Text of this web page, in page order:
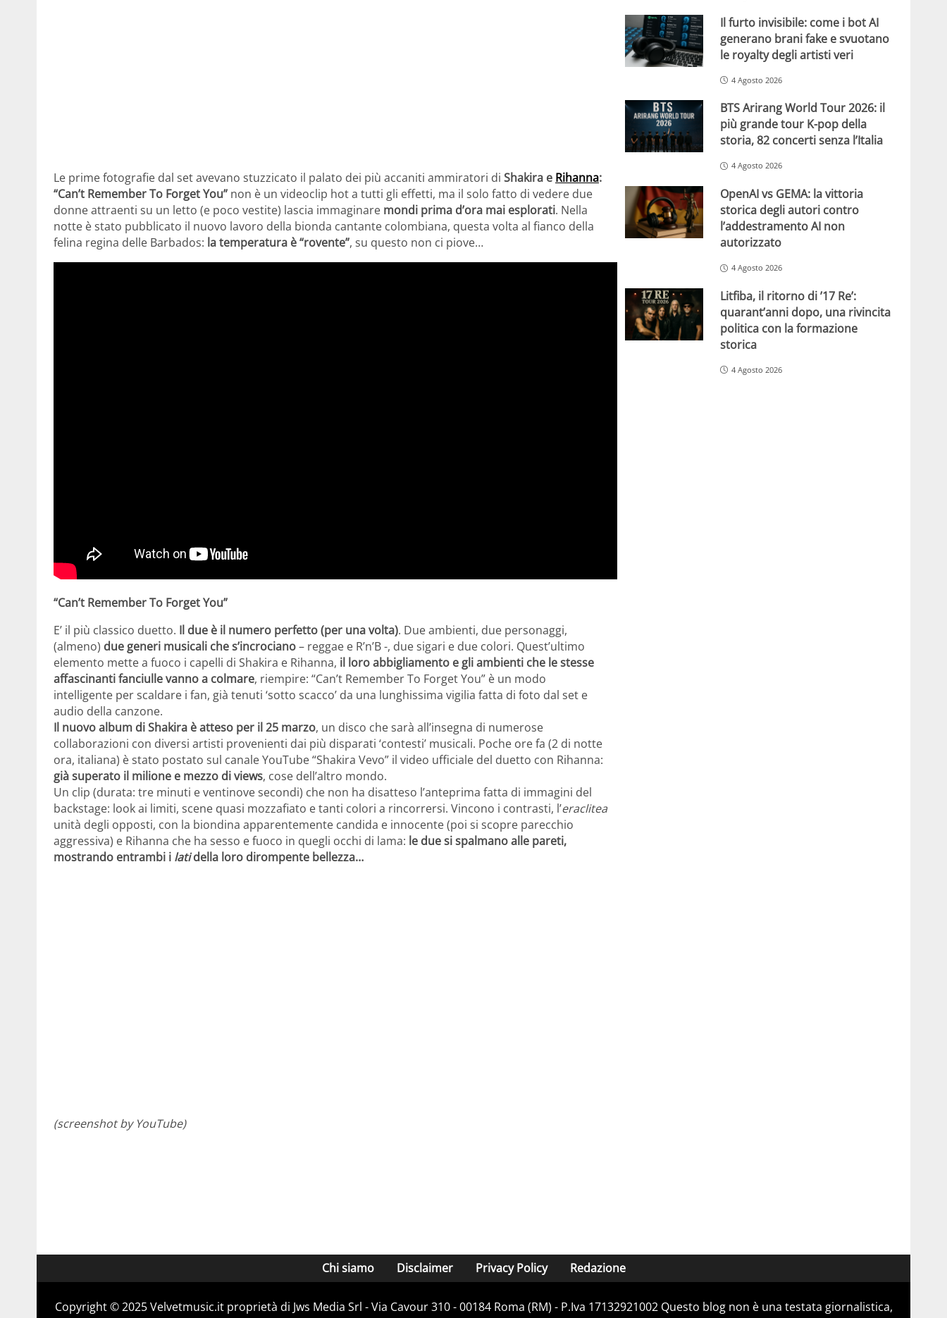
Le prime fotografie dal set avevano stuzzicato il palato dei più accaniti ammiratori di Shakira e Rihanna:
“Can’t Remember To Forget You” non è un videoclip hot a tutti gli effetti, ma il solo fatto di vedere due
donne attraenti su un letto (e poco vestite) lascia immaginare mondi prima d’ora mai esplorati. Nella
notte è stato pubblicato il nuovo lavoro della bionda cantante colombiana, questa volta al fianco della
felina regina delle Barbados: la temperatura è “rovente”, su questo non ci piove…
“Can’t Remember To Forget You”
E’ il più classico duetto. Il due è il numero perfetto (per una volta). Due ambienti, due personaggi,
(almeno) due generi musicali che s’incrociano– reggae e R’n’B -, due sigari e due colori. Quest’ultimo
elemento mette a fuoco i capelli di Shakira e Rihanna, il loro abbigliamento e gli ambienti che le stesse
affascinanti fanciulle vanno a colmare, riempire: “Can’t Remember To Forget You” è un modo
intelligente per scaldare i fan, già tenuti ‘sotto scacco’ da una lunghissima vigilia fatta di foto dal set e
audio della canzone.
Il nuovo album di Shakira è atteso per il 25 marzo, un disco che sarà all’insegna di numerose
collaborazioni con diversi artisti provenienti dai più disparati ‘contesti’ musicali. Poche ore fa (2 di notte
ora, italiana) è stato postato sul canale YouTube “Shakira Vevo” il video ufficiale del duetto con Rihanna:
già superato il milione e mezzo di views, cose dell’altro mondo.
Un clip (durata: tre minuti e ventinove secondi) che non ha disatteso l’anteprima fatta di immagini del
backstage: look ai limiti, scene quasi mozzafiato e tanti colori a rincorrersi. Vincono i contrasti, l’eraclitea
unità degli opposti, con la biondina apparentemente candida e innocente (poi si scopre parecchio
aggressiva) e Rihanna che ha sesso e fuoco in quegli occhi di lama: le due si spalmano alle pareti,
mostrando entrambi i latidella loro dirompente bellezza…
(screenshot by YouTube)
Il furto invisibile: come i bot AI
generano brani fake e svuotano
le royalty degli artisti veri
4 Agosto 2026
BTS Arirang World Tour 2026: il
più grande tour K-pop della
storia, 82 concerti senza l’Italia
4 Agosto 2026
OpenAI vs GEMA: la vittoria
storica degli autori contro
l’addestramento AI non
autorizzato
4 Agosto 2026
Litfiba, il ritorno di ’17 Re’:
quarant’anni dopo, una rivincita
politica con la formazione
storica
4 Agosto 2026
Chi siamo Disclaimer Privacy Policy Redazione
Copyright © 2025 Velvetmusic.it proprietà di Jws Media Srl - Via Cavour 310 - 00184 Roma (RM) - P.Iva 17132921002 Questo blog non è una testata giornalistica,